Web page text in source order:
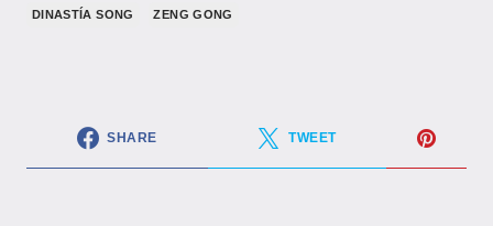
​DINASTÍA SONG​ ZENG GONG
SHARE TWEET